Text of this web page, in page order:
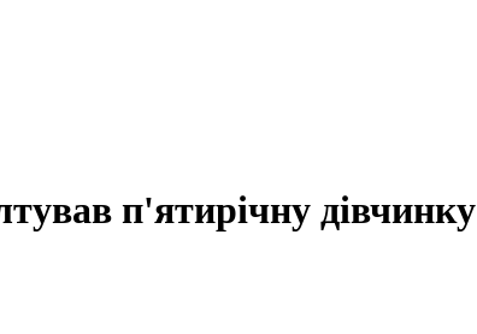
п'ятирічну дівчинку